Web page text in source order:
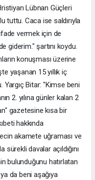
Lübnan Güçleri
tuttu. Caca ise saldırıyla
vermek için de
giderim." şartını koydu.
konuşması üzerine
yaşanan 15 yıllık iç
Yargıç Bitar: "Kimse beni
2. yılına günler kalan 2
gazetesine kısa bir
hakkında
akamete uğraması ve
davalar açıldığını
bulunduğunu hatırlatan
da beni aşağıya